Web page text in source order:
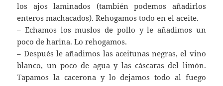
los ajos laminados (también podemos añadirlos
enteros machacados). Rehogamos todo en el aceite.
– Echamos los muslos de pollo y le añadimos un
poco de harina. Lo rehogamos.
– Después le añadimos las aceitunas negras, el vino
blanco, un poco de agua y las cáscaras del limón.
Tapamos la cacerona y lo dejamos todo al fuego